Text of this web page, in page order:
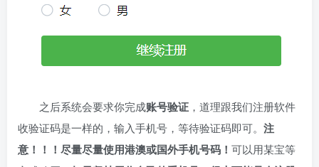
之后系统会要求你完成账号验证 ，道理跟我们注册软件
收验证码是一样的，输入手机号，等待验证码即可。 注
意！！！尽量尽量使用港澳或国外手机号码！ 可以用某宝等